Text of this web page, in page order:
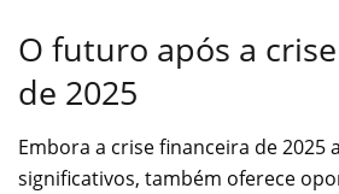
O futuro após a
de 2025
Embora a crise financeira de 2025
significativos, também oferece